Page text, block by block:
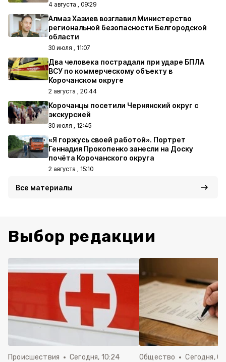
4 августа , 09:29
Алмаз Хазиев возглавил Министерство
региональной безопасности Белгородской
области
30 июля , 11:07
Два человека пострадали при ударе БПЛА
ВСУ по коммерческому объекту в
Корочанском округе
2 августа , 20:44
Корочанцы посетили Чернянский округ с
экскурсией
30 июля , 12:45
«Я горжусь своей работой». Портрет
Геннадия Прокопенко занесли на Доску
почёта Корочанского округа
2 августа , 15:10
Все материалы
Выбор редакции
Происшествия Сегодня, 10:24 Общество Сегодня,